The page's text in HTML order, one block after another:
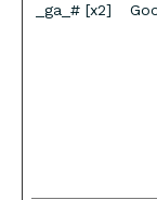
_ga_# [x2]